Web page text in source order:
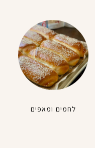
לחמים ומאפים